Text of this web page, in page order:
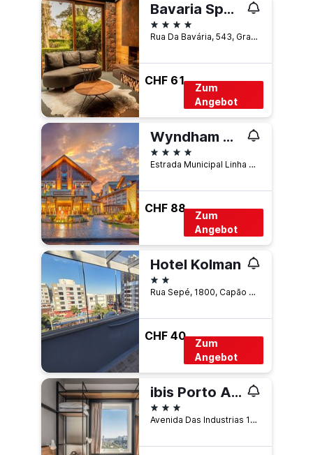
Bavaria Sport Hotel
4 Sterne
Rua Da Bavária, 543, Gramado, Brasilien
CHF 61
Zum
Angebot
Wyndham Gramado Termas Resort & Spa
4 Sterne
Estrada Municipal Linha Avila 801 Bairro Carazal, Gramado, Brasilien
CHF 88
Zum
Angebot
Hotel Kolman
2 Sterne
Rua Sepé, 1800, Capão da Canoa, Brasilien
CHF 40
Zum
Angebot
ibis Porto Alegre Aeroporto
3 Sterne
Avenida Das Industrias 1342, Porto Alegre, Brasilien